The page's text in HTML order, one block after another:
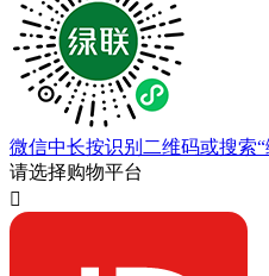
微信中长按识别二维码或搜索
请选择购物平台
